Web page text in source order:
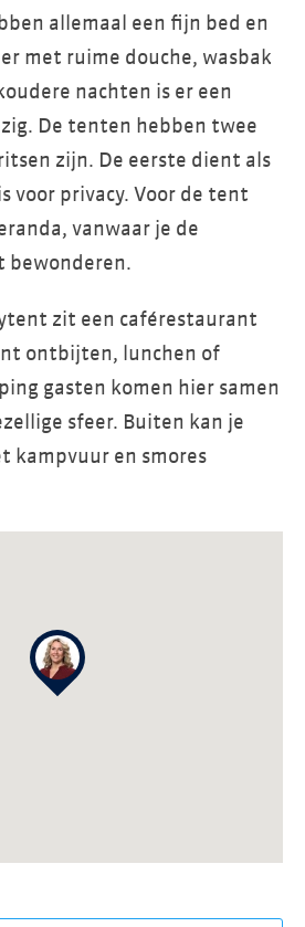
allemaal een fijn bed en
met ruime douche, wasbak
nachten is er een
De tenten hebben twee
zijn. De eerste dient als
voor privacy. Voor de tent
vanwaar je de
bewonderen.
zit een caférestaurant
ontbijten, lunchen of
gasten komen hier samen
sfeer. Buiten kan je
kampvuur en smores